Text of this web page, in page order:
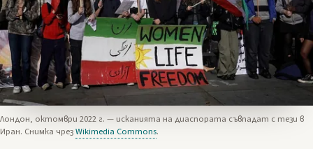
Лондон, октомври 2022 г. — исканията на диаспората съвпадат с тези в
Иран. Снимка чрезWikimedia Commons.